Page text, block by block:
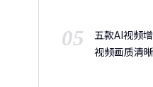
05
五款AI视频
视频画质清晰